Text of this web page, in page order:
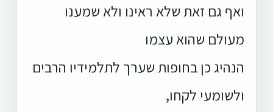
ואף גם זאת שלא ראינו ולא שמענו
מעולם שהוא עצמו
הנהיג כן בחופות שערך לתלמידיו הרבים
ולשומעי לקחו,